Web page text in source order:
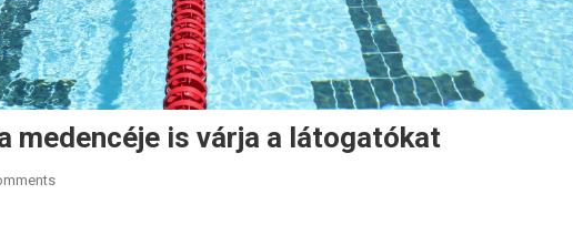
medencéje is várja a látogatókat